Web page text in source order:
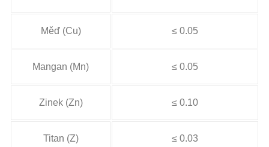
Měď (Cu) ≤ 0.05
Mangan (Mn) ≤ 0.05
Zinek (Zn) ≤ 0.10
Titan (Z) ≤ 0.03